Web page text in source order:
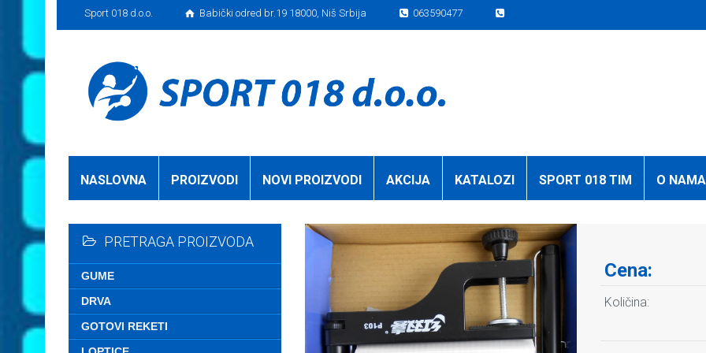
Sport 018 d.o.o. Babički odred br.19 18000, Niš Srbija 063590477
NASLOVNA PROIZVODI NOVI PROIZVODI AKCIJA KATALOZI SPORT 018 TIM O NAMA
PRETRAGA PROIZVODA
GUME
DRVA
GOTOVI REKETI
Cena:
Količina: